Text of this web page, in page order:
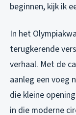
beginnen, kijk ik
In het
terugkerende
verhaal. Met de
aanleg een voeg
die kleine
in die moderne